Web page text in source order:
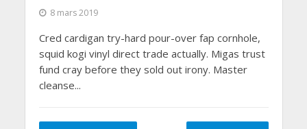
8 mars 2019
Cred cardigan try-hard pour-over fap cornhole,
squid kogi vinyl direct trade actually. Migas trust
fund cray before they sold out irony. Master
cleanse...